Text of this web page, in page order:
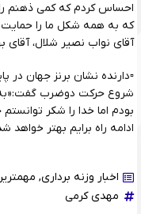
احساس کردم که کمی ذهنم را
که به همه شکل ما را حمایت
آقای نواب نصیر شلال، آقای
▫️دارنده نشان برنز جهان
شروع حرکت دوضرب گفت:«به
بودم اما خدا را شکر
ادامه راه برایم بهتر خواهد
اخبار وزنه برداری,
مهدی کرمی